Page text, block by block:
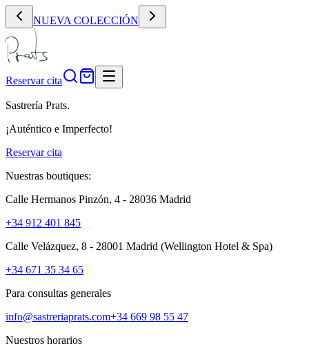
NUEVA COLECCIÓN
Reservar cita
Sastrería Prats.
¡Auténtico e Imperfecto!
Reservar cita
Nuestras boutiques:
Calle Hermanos Pinzón, 4 - 28036 Madrid
+34 912 401 845
Calle Velázquez, 8 - 28001 Madrid (Wellington Hotel & Spa)
+34 671 35 34 65
Para consultas generales
info@sastreriaprats.com+34 669 98 55 47
Nuestros horarios